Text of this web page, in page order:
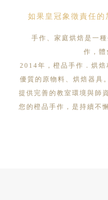
如果皇冠象徵責任
手作、家庭烘焙是一種
作，體
2014年，橙品手作．烘
優質的原物料、烘焙器具
提供完善的教室環境與師
您的橙品手作，是持續不